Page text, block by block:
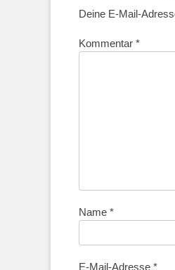
Deine E-Mail-
Kommentar *
Name *
E-Mail-Adresse *